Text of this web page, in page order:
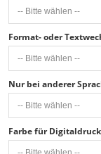
Format- oder
Nur bei anderer
Farbe für Digitaldruck